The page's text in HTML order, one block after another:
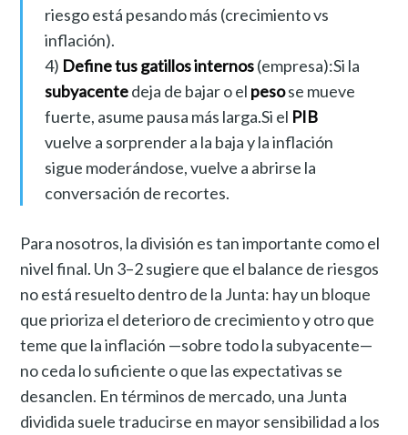
riesgo está pesando más (crecimiento vs
inflación).
4) Define tus gatillos internos(empresa):Si la
subyacentedeja de bajar o el pesose mueve
fuerte, asume pausa más larga.Si el PIB
vuelve a sorprender a la baja y la inflación
sigue moderándose, vuelve a abrirse la
conversación de recortes.
Para nosotros, la división es tan importante como el
nivel final. Un 3–2 sugiere que el balance de riesgos
no está resuelto dentro de la Junta: hay un bloque
que prioriza el deterioro de crecimiento y otro que
teme que la inflación —sobre todo la subyacente—
no ceda lo suficiente o que las expectativas se
desanclen. En términos de mercado, una Junta
dividida suele traducirse en mayor sensibilidad a los